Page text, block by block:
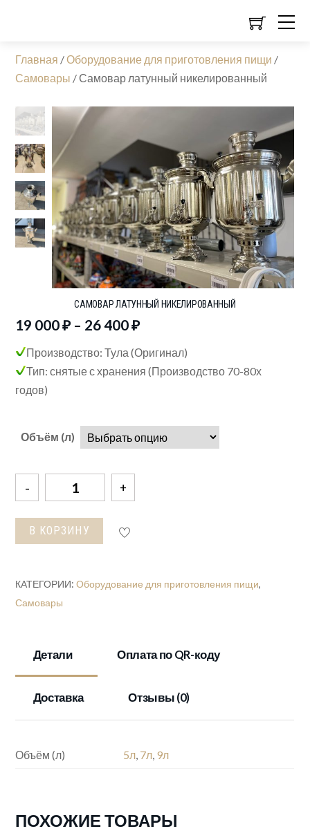
Главная /Оборудование для приготовления пищи /
Самовары /Самовар латунный никелированный
САМОВАР ЛАТУННЫЙ НИКЕЛИРОВАННЫЙ
19 000₽– 26 400₽
Производство: Тула (Оригинал)
Тип: снятые с хранения (Производство 70-80х
годов)
Объём (л)
Количество
товара
Самовар
латунный
В КОРЗИНУ
КАТЕГОРИИ:Оборудование для приготовления пищи,
Самовары
Детали Оплата по QR-коду
Доставка Отзывы (0)
Объём (л) 5л, 7л, 9л
ПОХОЖИЕ ТОВАРЫ